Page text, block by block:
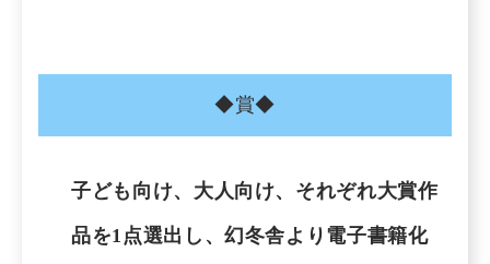
◆賞◆
子ども向け、大人向け、それぞれ大賞作
品を1点選出し、幻冬舎より電子書籍化